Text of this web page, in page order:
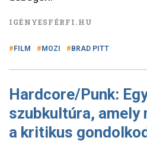
IGÉNYESFÉRFI.HU
FILM MOZI BRAD PITT
Hardcore/Punk:
szubkultúra, amely
a kritikus